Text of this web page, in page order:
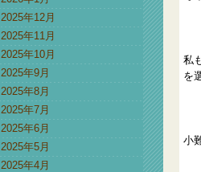
2025年12月
2025年11月
2025年10月
2025年9月
2025年8月
2025年7月
2025年6月
2025年5月
2025年4月
私
を
小